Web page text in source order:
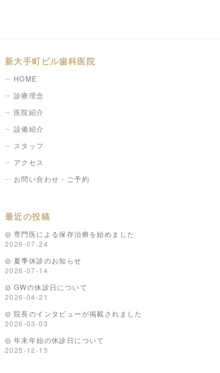
新大手町ビル歯科医院
HOME
診療理念
医院紹介
設備紹介
スタッフ
アクセス
お問い合わせ・ご予約
最近の投稿
専門医による保存治療を始めました
2026-07-24
夏季休診のお知らせ
2026-07-14
GWの休診日について
2026-04-21
院長のインタビューが掲載されました
2026-03-03
年末年始の休診日について
2025-12-15